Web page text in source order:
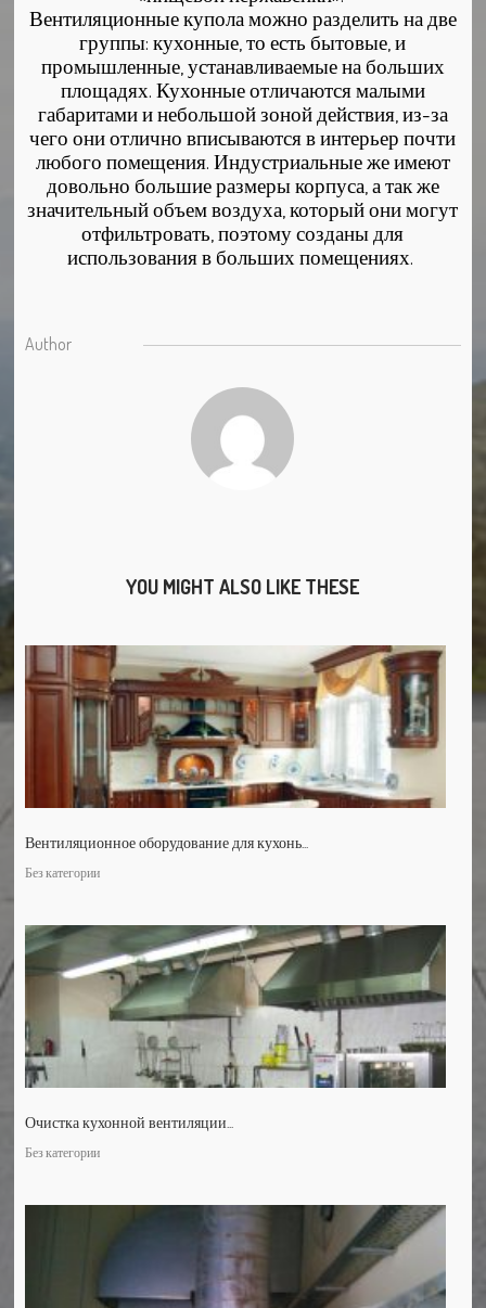
Вентиляционные купола можно разделить на две
группы: кухонные, то есть бытовые, и
промышленные, устанавливаемые на больших
площадях. Кухонные отличаются малыми
габаритами и небольшой зоной действия, из-за
чего они отлично вписываются в интерьер почти
любого помещения. Индустриальные же имеют
довольно большие размеры корпуса, а так же
значительный объем воздуха, который они могут
отфильтровать, поэтому созданы для
использования в больших помещениях.
Author
YOU MIGHT ALSO LIKE THESE
Вентиляционное оборудование для кухонь...
Без категории
Очистка кухонной вентиляции...
Без категории